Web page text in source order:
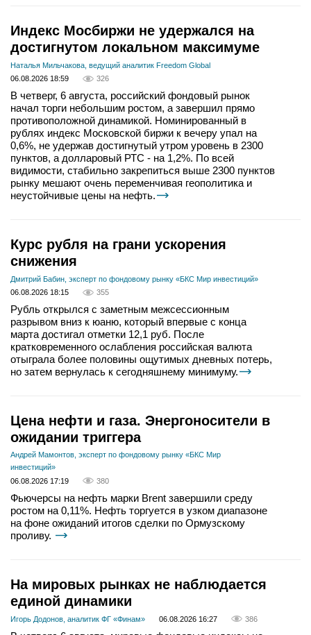
Индекс Мосбиржи не удержался на
достигнутом локальном максимуме
Наталья Мильчакова, ведущий аналитик Freedom Global
06.08.2026 18:59
326
В четверг, 6 августа, российский фондовый рынок
начал торги небольшим ростом, а завершил прямо
противоположной динамикой. Номинированный в
рублях индекс Московской биржи к вечеру упал на
0,6%, не удержав достигнутый утром уровень в 2300
пунктов, а долларовый РТС - на 1,2%. По всей
видимости, стабильно закрепиться выше 2300 пунктов
рынку мешают очень переменчивая геополитика и
неустойчивые цены на нефть.
Курс рубля на грани ускорения
снижения
Дмитрий Бабин, эксперт по фондовому рынку «БКС Мир инвестиций»
06.08.2026 18:15
355
Рубль открылся с заметным межсессионным
разрывом вниз к юаню, который впервые с конца
марта достигал отметки 12,1 руб. После
кратковременного ослабления российская валюта
отыграла более половины ощутимых дневных потерь,
но затем вернулась к сегодняшнему минимуму.
Цена нефти и газа. Энергоносители в
ожидании триггера
Андрей Мамонтов, эксперт по фондовому рынку «БКС Мир
инвестиций»
06.08.2026 17:19
380
Фьючерсы на нефть марки Brent завершили среду
ростом на 0,11%. Нефть торгуется в узком диапазоне
на фоне ожиданий итогов сделки по Ормузскому
проливу.
На мировых рынках не наблюдается
единой динамики
Игорь Додонов, аналитик ФГ «Финам» 06.08.2026 16:27 386